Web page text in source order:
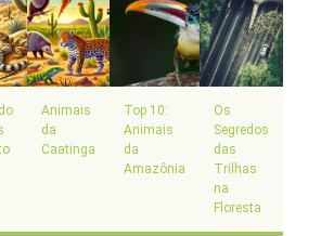
Animais
da
Caatinga
Top 10:
Animais
da
Amazônia
Os
Segredos
das
Trilhas
na
Floresta
ou
Plano anual:
R$ 240.00 ou
10x R$ 24,00